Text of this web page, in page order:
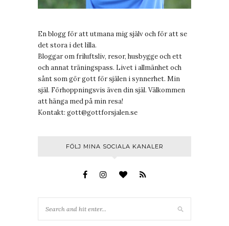
En blogg för att utmana mig själv och för att se
det stora i det lilla.
Bloggar om friluftsliv, resor, husbygge och ett
och annat träningspass. Livet i allmänhet och
sånt som gör gott för själen i synnerhet. Min
själ. Förhoppningsvis även din själ. Välkommen
att hänga med på min resa!
Kontakt: gott@gottforsjalen.se
FÖLJ MINA SOCIALA KANALER